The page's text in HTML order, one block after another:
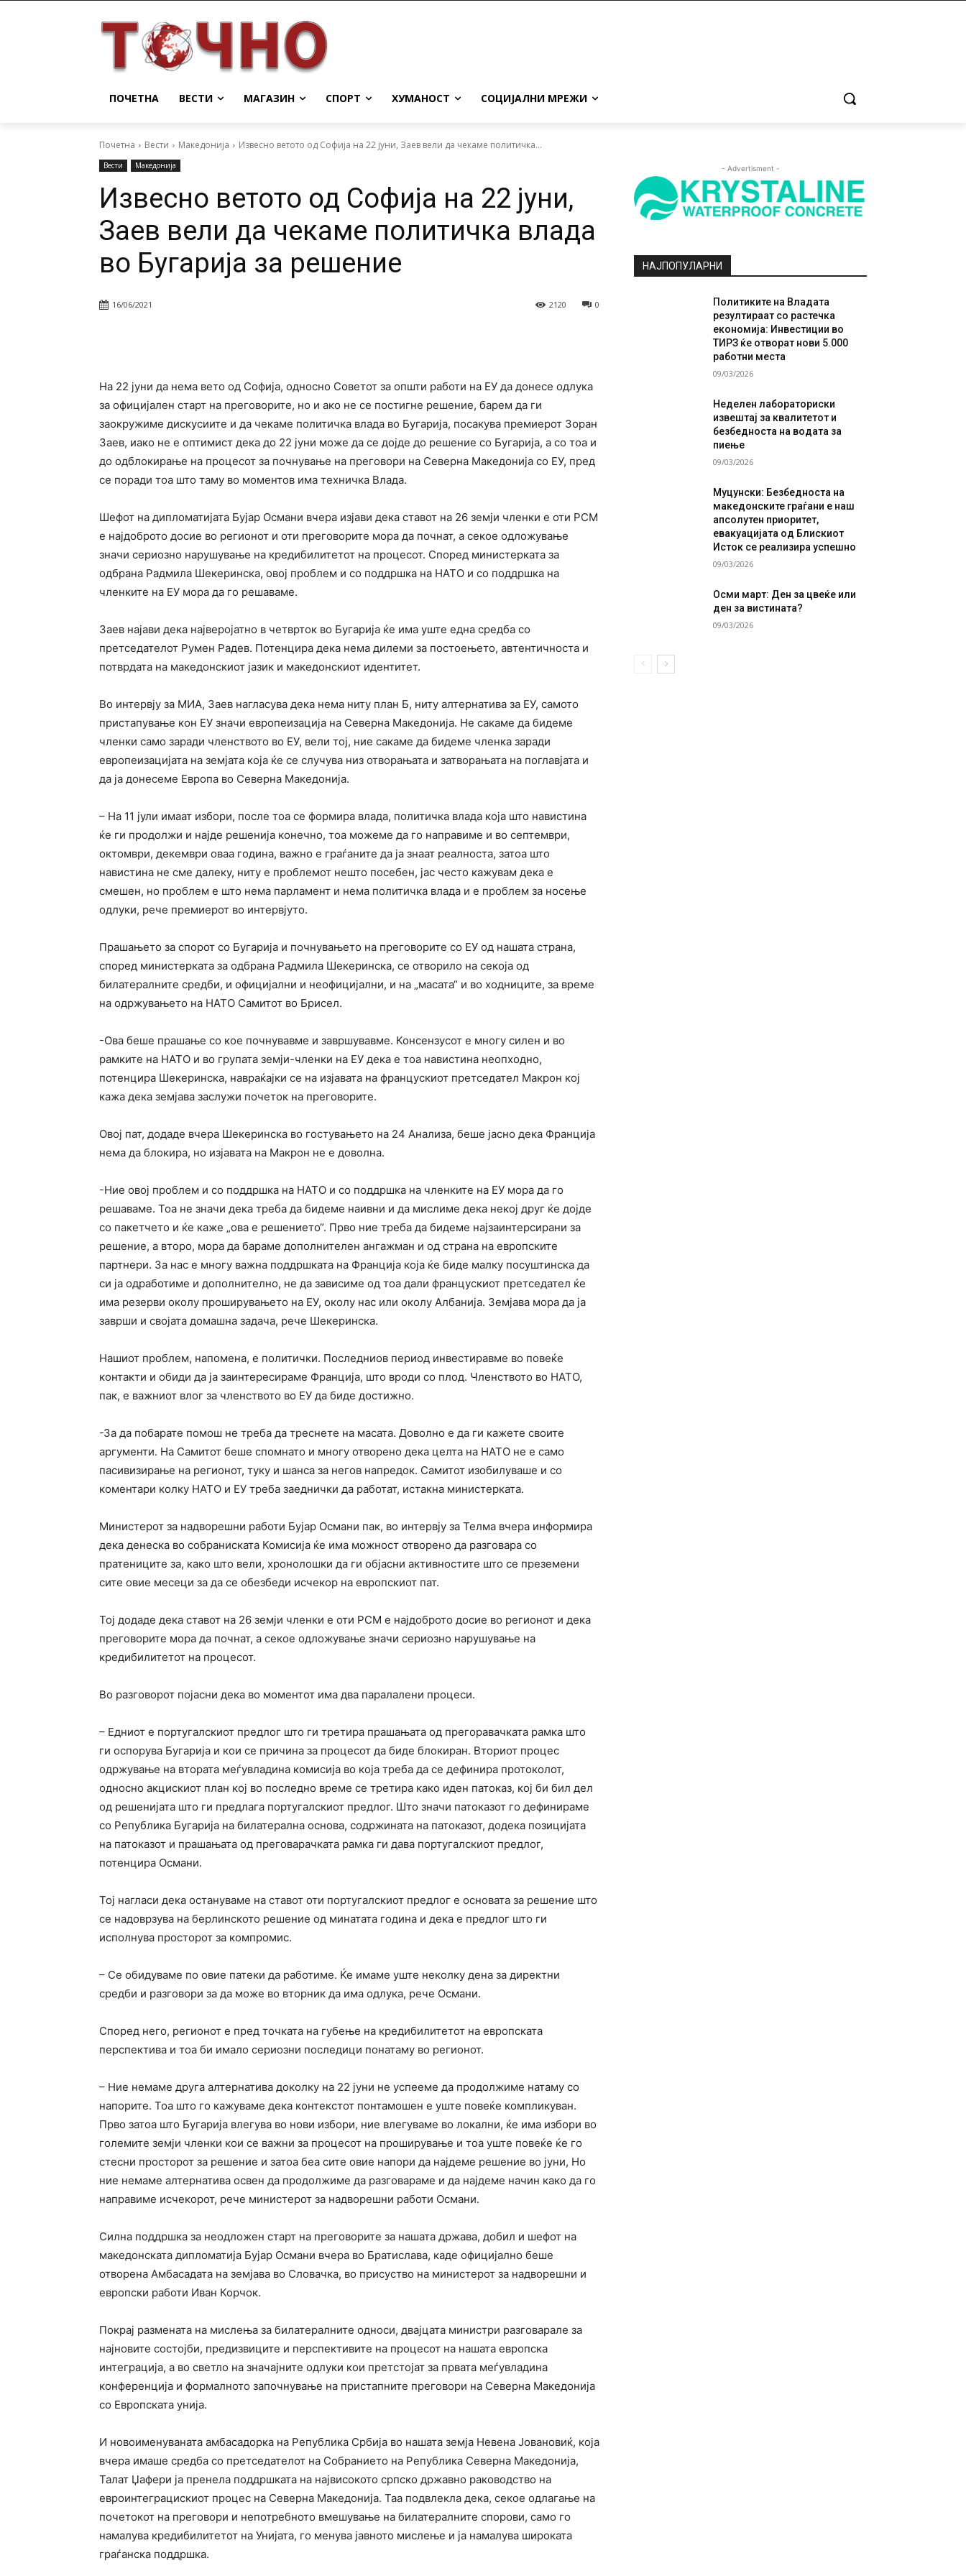
ПОЧЕТНА ВЕСТИ МАГАЗИН СПОРТ ХУМАНОСТ СОЦИЈАЛНИ МРЕЖИ
Почетна Вести Македонија Извесно ветото од Софија на 22 јуни, Заев вели да чекаме политичка...
Вести Македонија
Извесно ветото од Софија на 22 јуни,
Заев вели да чекаме политичка влада
во Бугарија за решение
16/06/2021 0
2120
На 22 јуни да нема вето од Софија, односно Советот за општи работи на ЕУ да донесе одлука
за официјален старт на преговорите, но и ако не се постигне решение, барем да ги
заокружиме дискусиите и да чекаме политичка влада во Бугарија, посакува премиерот Зоран
Заев, иако не е оптимист дека до 22 јуни може да се дојде до решение со Бугарија, а со тоа и
до одблокирање на процесот за почнување на преговори на Северна Македонија со ЕУ, пред
се поради тоа што таму во моментов има техничка Влада.
Шефот на дипломатијата Бујар Османи вчера изјави дека ставот на 26 земји членки е оти РСМ
е најдоброто досие во регионот и оти преговорите мора да почнат, а секое одложување
значи сериозно нарушување на кредибилитетот на процесот. Според министерката за
одбрана Радмила Шекеринска, овој проблем и со поддршка на НАТО и со поддршка на
членките на ЕУ мора да го решаваме.
Заев најави дека најверојатно в четврток во Бугарија ќе има уште една средба со
претседателот Румен Радев. Потенцира дека нема дилеми за постоењето, автентичноста и
потврдата на македонскиот јазик и македонскиот идентитет.
Во интервју за МИА, Заев нагласува дека нема ниту план Б, ниту алтернатива за ЕУ, самото
пристапување кон ЕУ значи европеизација на Северна Македонија. Не сакаме да бидеме
членки само заради членството во ЕУ, вели тој, ние сакаме да бидеме членка заради
европеизацијата на земјата која ќе се случува низ отворањата и затворањата на поглавјата и
да ја донесеме Европа во Северна Македонија.
– На 11 јули имаат избори, после тоа се формира влада, политичка влада која што навистина
ќе ги продолжи и најде решенија конечно, тоа можеме да го направиме и во септември,
октомври, декември оваа година, важно е граѓаните да ја знаат реалноста, затоа што
навистина не сме далеку, ниту е проблемот нешто посебен, јас често кажувам дека е
смешен, но проблем е што нема парламент и нема политичка влада и е проблем за носење
одлуки, рече премиерот во интервјуто.
Прашањето за спорот со Бугарија и почнувањето на преговорите со ЕУ од нашата страна,
според министерката за одбрана Радмила Шекеринска, се отворило на секоја од
билатералните средби, и официјални и неофицијални, и на „масата“ и во ходниците, за време
на одржувањето на НАТО Самитот во Брисел.
-Ова беше прашање со кое почнувавме и завршувавме. Консензусот е многу силен и во
рамките на НАТО и во групата земји-членки на ЕУ дека е тоа навистина неопходно,
потенцира Шекеринска, навраќајки се на изјавата на францускиот претседател Макрон кој
кажа дека земјава заслужи почеток на преговорите.
Овој пат, додаде вчера Шекеринска во гостувањето на 24 Анализа, беше јасно дека Франција
нема да блокира, но изјавата на Макрон не е доволна.
-Ние овој проблем и со поддршка на НАТО и со поддршка на членките на ЕУ мора да го
решаваме. Тоа не значи дека треба да бидеме наивни и да мислиме дека некој друг ќе дојде
со пакетчето и ќе каже „ова е решението“. Прво ние треба да бидеме најзаинтерсирани за
решение, а второ, мора да бараме дополнителен ангажман и од страна на европските
партнери. За нас е многу важна поддршката на Франција која ќе биде малку посуштинска да
си ја одработиме и дополнително, не да зависиме од тоа дали францускиот претседател ќе
има резерви околу проширувањето на ЕУ, околу нас или околу Албанија. Земјава мора да ја
заврши и својата домашна задача, рече Шекеринска.
Нашиот проблем, напомена, е политички. Последниов период инвестиравме во повеќе
контакти и обиди да ја заинтересираме Франција, што вроди со плод. Членството во НАТО,
пак, е важниот влог за членството во ЕУ да биде достижно.
-За да побарате помош не треба да треснете на масата. Доволно е да ги кажете своите
аргументи. На Самитот беше спомнато и многу отворено дека целта на НАТО не е само
пасивизирање на регионот, туку и шанса за негов напредок. Самитот изобилуваше и со
коментари колку НАТО и ЕУ треба заеднички да работат, истакна министерката.
Министерот за надворешни работи Бујар Османи пак, во интервју за Телма вчера информира
дека денеска во собраниската Комисија ќе има можност отворено да разговара со
пратениците за, како што вели, хронолошки да ги објасни активностите што се преземени
сите овие месеци за да се обезбеди исчекор на европскиот пат.
Тој додаде дека ставот на 26 земји членки е оти РСМ е најдоброто досие во регионот и дека
преговорите мора да почнат, а секое одложување значи сериозно нарушување на
кредибилитетот на процесот.
Во разговорот појасни дека во моментот има два паралалени процеси.
– Едниот е португалскиот предлог што ги третира прашањата од прегоравачката рамка што
ги оспорува Бугарија и кои се причина за процесот да биде блокиран. Вториот процес
одржување на втората меѓувладина комисија во која треба да се дефинира протоколот,
односно акцискиот план кој во последно време се третира како иден патоказ, кој би бил дел
од решенијата што ги предлага португалскиот предлог. Што значи патоказот го дефинираме
со Република Бугарија на билатерална основа, содржината на патоказот, додека позицијата
на патоказот и прашањата од преговарачката рамка ги дава португалскиот предлог,
потенцира Османи.
Тој нагласи дека остануваме на ставот оти португалскиот предлог е основата за решение што
се надоврзува на берлинското решение од минатата година и дека е предлог што ги
исполнува просторот за компромис.
– Се обидуваме по овие патеки да работиме. Ќе имаме уште неколку дена за директни
средби и разговори за да може во вторник да има одлука, рече Османи.
Според него, регионот е пред точката на губење на кредибилитетот на европската
перспектива и тоа би имало сериозни последици понатаму во регионот.
– Ние немаме друга алтернатива доколку на 22 јуни не успееме да продолжиме натаму со
напорите. Тоа што го кажуваме дека контекстот понтамошен е уште повеќе компликуван.
Прво затоа што Бугарија влегува во нови избори, ние влегуваме во локални, ќе има избори во
големите земји членки кои се важни за процесот на проширување и тоа уште повеќе ќе го
стесни просторот за решение и затоа беа сите овие напори да најдеме решение во јуни, Но
ние немаме алтернатива освен да продолжиме да разговараме и да најдеме начин како да го
направиме исчекорот, рече министерот за надворешни работи Османи.
Силна поддршка за неодложен старт на преговорите за нашата држава, добил и шефот на
македонската дипломатија Бујар Османи вчера во Братислава, каде официјално беше
отворена Амбасадата на земјава во Словачка, во присуство на министерот за надворешни и
европски работи Иван Корчок.
Покрај размената на мислења за билатералните односи, двајцата министри разговарале за
најновите состојби, предизвиците и перспективите на процесот на нашата европска
интеграција, а во светло на значајните одлуки кои претстојат за првата меѓувладина
конференција и формалното започнување на пристапните преговори на Северна Македонија
со Европската унија.
И новоименуваната амбасадорка на Република Србија во нашата земја Невена Јовановиќ, која
вчера имаше средба со претседателот на Собранието на Република Северна Македонија,
Талат Џафери ја пренела поддршката на највисокото српско државно раководство на
евроинтеграцискиот процес на Северна Македонија. Таа подвлекла дека, секое одлагање на
почетокот на преговори и непотребното вмешување на билатералните спорови, само го
намалува кредибилитетот на Унијата, го менува јавното мислење и ја намалува широката
граѓанска поддршка.
- Advertisment -
НАЈПОПУЛАРНИ
Политиките на Владата
резултираат со растечка
економија: Инвестиции во
ТИРЗ ќе отворат нови 5.000
работни места
09/03/2026
Неделен лабораториски
извештај за квалитетот и
безбедноста на водата за
пиење
09/03/2026
Муцунски: Безбедноста на
македонските граѓани е наш
апсолутен приоритет,
евакуацијата од Блискиот
Исток се реализира успешно
09/03/2026
Осми март: Ден за цвеќе или
ден за вистината?
09/03/2026